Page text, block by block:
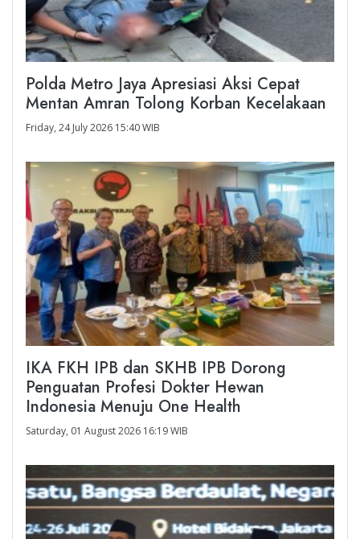
Polda Metro Jaya Apresiasi Aksi Cepat
Mentan Amran Tolong Korban Kecelakaan
Friday, 24 July 2026 15:40 WIB
IKA FKH IPB dan SKHB IPB Dorong
Penguatan Profesi Dokter Hewan
Indonesia Menuju One Health
Saturday, 01 August 2026 16:19 WIB